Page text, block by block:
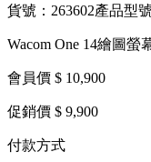
貨號：263602產品型
Wacom One 14繪圖螢
會員價 $ 10,900
促銷價 $ 9,900
付款方式